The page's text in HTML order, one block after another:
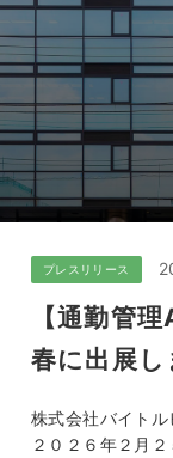
プレスリリース
【通勤管
春に出展し
株式会社バイトル
２０２６年２月